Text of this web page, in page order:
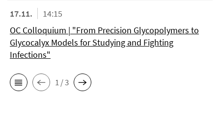
17.11.
14:15
OC Colloquium | "From Precision Glycopolymers to
Glycocalyx Models for Studying and Fighting
Infections"
1 / 3